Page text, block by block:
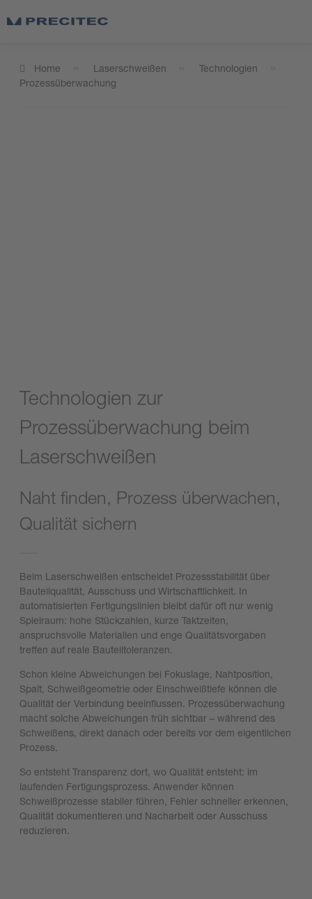
Home Laserschweißen
Technologien
Prozessüberwachung
Technologien zur
Prozessüberwachung beim
Laserschweißen
Naht finden, Prozess überwachen,
Qualität sichern
Beim Laserschweißen entscheidet Prozessstabilität über
Bauteilqualität, Ausschuss und Wirtschaftlichkeit. In
automatisierten Fertigungslinien bleibt dafür oft nur wenig
Spielraum: hohe Stückzahlen, kurze Taktzeiten,
anspruchsvolle Materialien und enge Qualitätsvorgaben
treffen auf reale Bauteiltoleranzen.
Schon kleine Abweichungen bei Fokuslage, Nahtposition,
Spalt, Schweißgeometrie oder Einschweißtiefe können die
Qualität der Verbindung beeinflussen. Prozessüberwachung
macht solche Abweichungen früh sichtbar – während des
Schweißens, direkt danach oder bereits vor dem eigentlichen
Prozess.
So entsteht Transparenz dort, wo Qualität entsteht: im
laufenden Fertigungsprozess. Anwender können
Schweißprozesse stabiler führen, Fehler schneller erkennen,
Qualität dokumentieren und Nacharbeit oder Ausschuss
reduzieren.